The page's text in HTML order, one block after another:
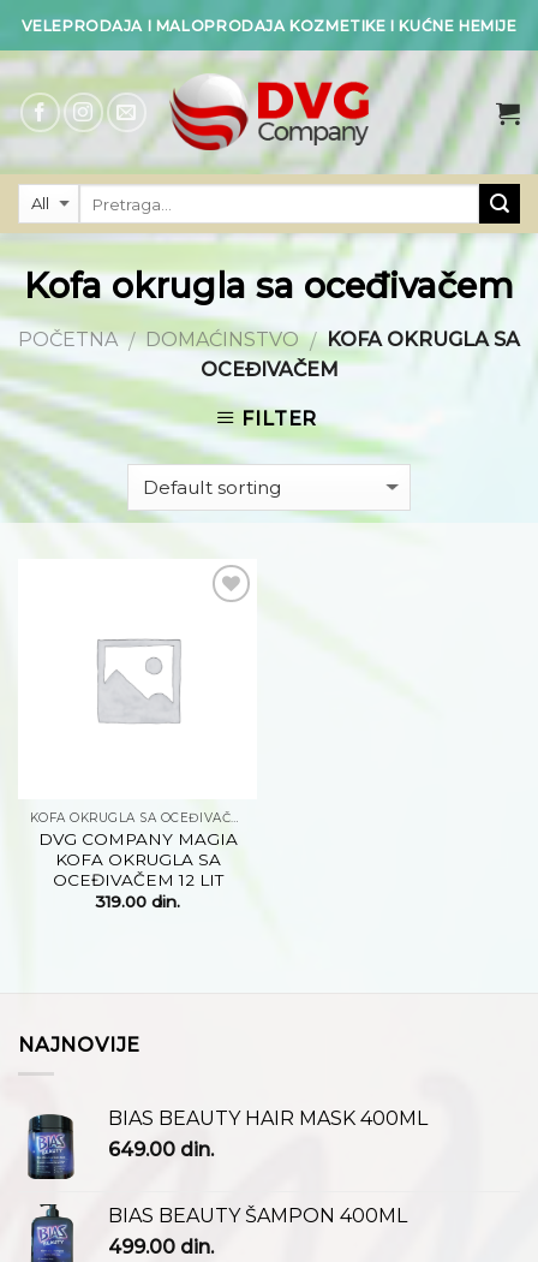
Skip
content
VELEPRODAJA I MALOPRODAJA KOZMETIKE I KUĆNE HEMIJE
Kofa okrugla sa oceđivačem
POČETNA / DOMAĆINSTVO / KOFA OKRUGLA SA
OCEĐIVAČEM
FILTER
KOFA OKRUGLA SA OCEĐIVAČEM
DVG COMPANY MAGIA
KOFA OKRUGLA SA
OCEĐIVAČEM 12 LIT
319.00 din.
NAJNOVIJE
BIAS BEAUTY HAIR MASK 400ML
649.00 din.
BIAS BEAUTY ŠAMPON 400ML
499.00 din.